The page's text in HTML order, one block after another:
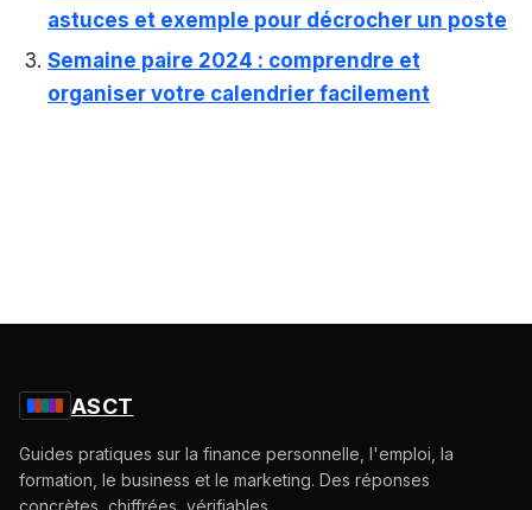
astuces et exemple pour décrocher un poste
Semaine paire 2024 : comprendre et
organiser votre calendrier facilement
ASCT
Guides pratiques sur la finance personnelle, l'emploi, la
formation, le business et le marketing. Des réponses
concrètes, chiffrées, vérifiables.